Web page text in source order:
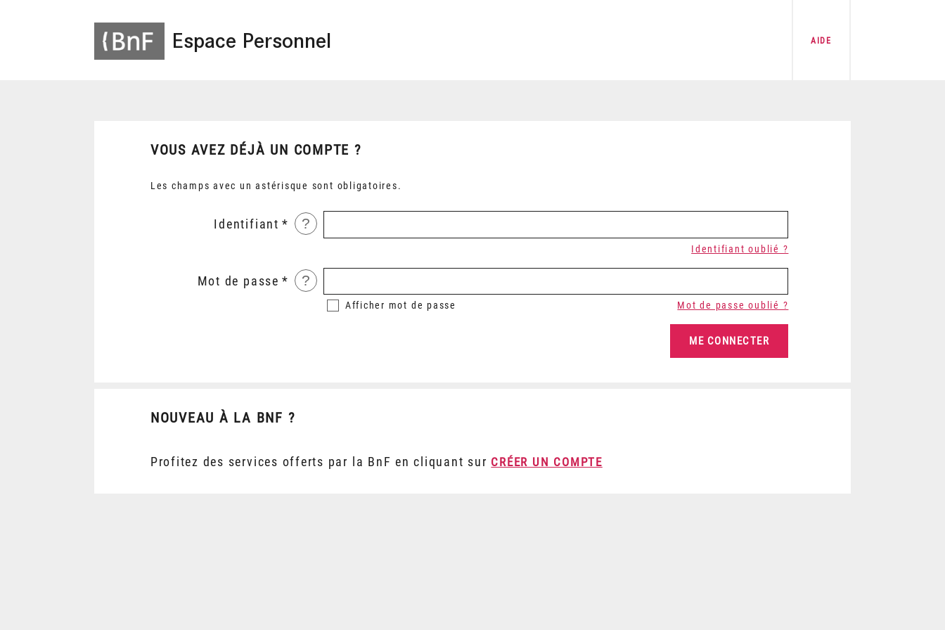
Espace Personnel AIDE
VOUS AVEZ DÉJÀ UN COMPTE ?
Les champs avec un astérisque sont obligatoires.
Identifiant ?
Identifiant oublié ?
Mot de passe ?
Afficher mot de passe Mot de passe oublié ?
NOUVEAU À LA BNF ?
Profitez des services offerts par la BnF en cliquant sur CRÉER UN COMPTE